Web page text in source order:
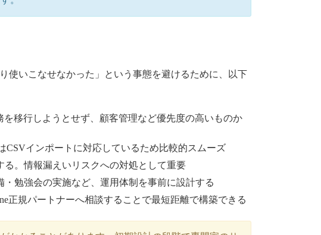
使いこなせなかった」という事態を避けるために、以下
移行しようとせず、顧客管理など優先度の高いものか
CSVインポートに対応しているため比較的スムーズ
。情報漏えいリスクへの対処として重要
勉強会の実施など、運用体制を事前に設計する
正規パートナーへ相談することで最短距離で構築できる